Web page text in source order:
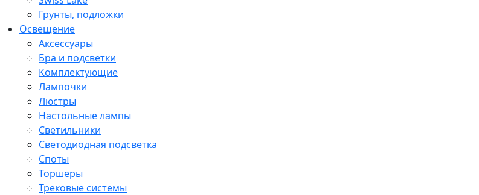
Грунты, подложки
Освещение
Аксессуары
Бра и подсветки
Комплектующие
Лампочки
Люстры
Настольные лампы
Светильники
Светодиодная подсветка
Споты
Торшеры
Трековые системы